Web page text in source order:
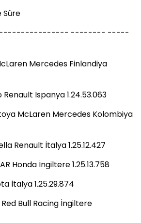
Süre
-------- -----
Mercedes Finlandiya
İspanya 1.24.53.063
McLaren Mercedes Kolombiya
Renault İtalya 1.25.12.427
Honda İngiltere 1.25.13.758
İtalya 1.25.29.874
Bull Racing İngiltere